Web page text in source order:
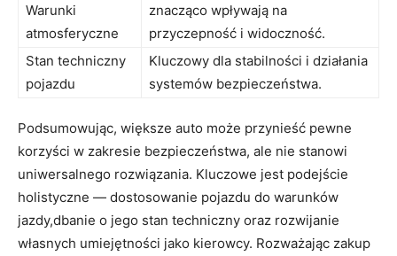
Warunki
atmosferyczne
znacząco wpływają⁢ na⁤
przyczepność i⁢ widoczność.
Stan techniczny
pojazdu
Kluczowy ‌dla stabilności i działania
systemów bezpieczeństwa.
Podsumowując,​ większe⁣ auto może przynieść pewne⁣
korzyści w​ zakresie​ bezpieczeństwa, ale nie stanowi
uniwersalnego​ rozwiązania. Kluczowe ​jest podejście
holistyczne — dostosowanie pojazdu do warunków
jazdy,dbanie ‌o jego stan⁣ techniczny oraz rozwijanie
własnych umiejętności⁤ jako kierowcy. Rozważając zakup